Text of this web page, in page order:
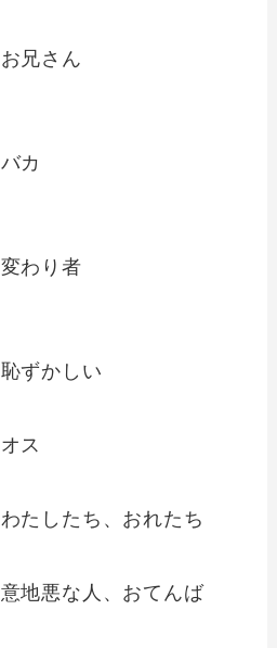
お兄さん
バカ
変わり者
恥ずかしい
オス
わたしたち、おれたち
意地悪な人、おてんば